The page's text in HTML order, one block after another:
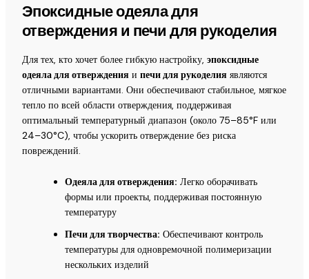
Эпоксидные одеяла для
отверждения и печи для рукоделия
Для тех, кто хочет более гибкую настройку, эпоксидные
одеяла для отвержденияи печи для рукоделияявляются
отличными вариантами. Они обеспечивают стабильное, мягкое
тепло по всей области отверждения, поддерживая
оптимальный температурный диапазон (около 75–85°F или
24–30°C), чтобы ускорить отверждение без риска
повреждений.
Одеяла для отверждения: Легко оборачивать
формы или проекты, поддерживая постоянную
температуру
Печи для творчества: Обеспечивают контроль
температуры для одновремочной полимеризации
нескольких изделий